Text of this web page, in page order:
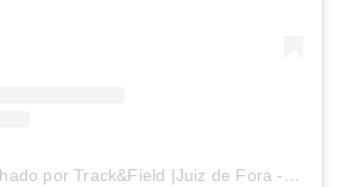
Um post compartilhado por Track&Field |Juiz de Fora -Alto dos Passos (@trackfield_alto_passos)